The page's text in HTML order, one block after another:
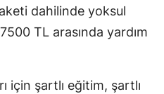
dahilinde yoksul
TL arasında yardım
için şartlı eğitim, şartlı